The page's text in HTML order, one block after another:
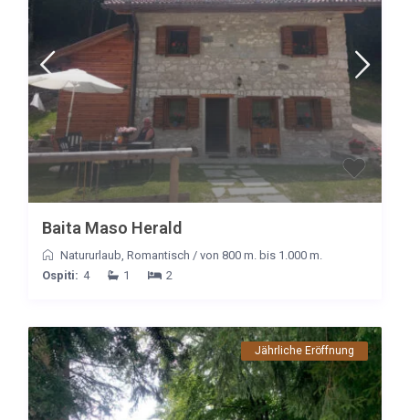
Baita Maso Herald
Natururlaub Romantisch / von 800 m. bis 1.000 m.
Ospiti: 4 1 2
Jährliche Eröffnung